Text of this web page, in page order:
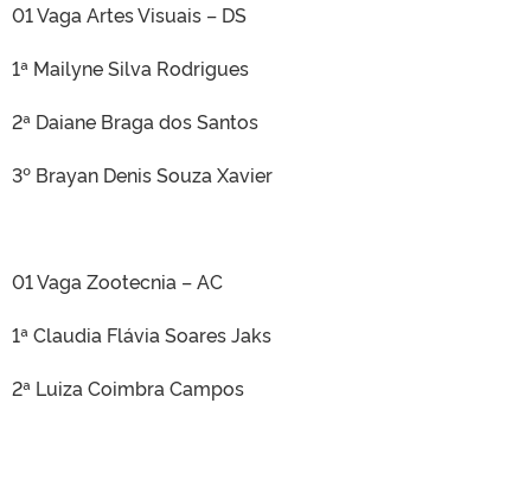
01 Vaga Artes Visuais – DS
1ª Mailyne Silva Rodrigues
2ª Daiane Braga dos Santos
3º Brayan Denis Souza Xavier
01 Vaga Zootecnia – AC
1ª Claudia Flávia Soares Jaks
2ª Luiza Coimbra Campos